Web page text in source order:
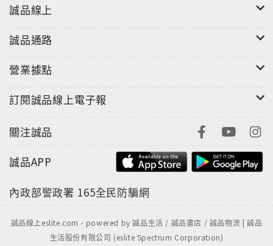
由、社交可能和內心寧靜的框架，在日常生活的流動性
藥，不喧賓奪主，卻能讓平凡生活的質感，變得溫潤而
後，依然能與使用者和諧共處，成為記憶的一部分。
在建築設計中，要創造如乾久美子「日常又不日常」且
「溫柔包容」的空間，關鍵在於設計者退到材料、結構
與形式的背後，用最克制的手段，不著痕跡的體現對身
體的極致關懷；是透過材料、光影、尺度與時間的細微
調度，讓空間既能安穩地承接生活，又能提供抽離當下
的詩意，一個外表平淡，內裡卻充滿感知層次的空間。
或構造方式呈現，創造「熟悉的陌生感」，也可以以柔
和、均勻的漫射光撫平空間的稜角，讓空間顯得寧靜，
誠品線上
誠品通路
營業據點
訂閱誠品線上電子報
關注誠品
誠品APP
內政部警政署 165全民防騙網
誠品線上eslite.com - powered by 誠品生活 / 誠品書店 / 誠品物流 | 誠品
生活股份有限公司 (eslite Spectrum Corporation)